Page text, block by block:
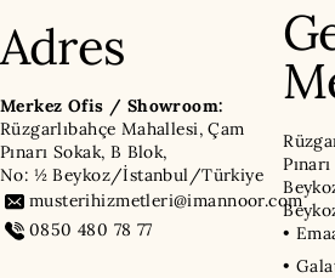
Adres
Merkez Ofis / Showroom:
Rüzgarlıbahçe Mahallesi, Çam
Pınarı Sokak, B Blok,
No: ½ Beykoz/İstanbul/Türkiye
musterihizmetleri@imannoor.com
0850 480 78 77
•
•